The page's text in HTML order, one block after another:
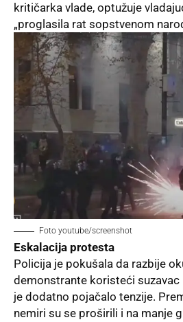
kritičarka vlade, optužuje
„proglasila rat sopstvenom
Foto youtube/screenshot
Eskalacija protesta
Policija je pokušala da razbije
demonstrante koristeći suzavac
je dodatno pojačalo tenzije.
nemiri su se proširili i na manje